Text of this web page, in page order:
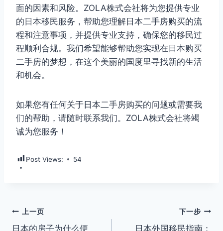
面的因素和风险。ZOLA株式会社将为您提供专业
的日本移民服务，帮助您理解日本二手房购买的流
程和注意事项，并提供专业支持，确保您的移民过
程顺利合规。我们希望能够帮助您实现在日本购买
二手房的梦想，在这个美丽的国度里寻找新的生活
和机会。
如果您有任何关于日本二手房购买的问题或需要我
们的帮助，请随时联系我们。ZOLA株式会社将竭
诚为您服务！
Post Views: 54
文上一页
日本的房子为什么便
下一步
日本外国移民指南：